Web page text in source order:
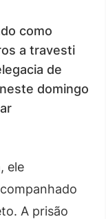
como
a travesti
de
domingo
ele
A prisão